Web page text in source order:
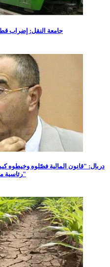
جامعة النقل: إضراب قطاع النقل يومي
دربال: "قانون المالية فصّلوه وخيطوه
رئاسية مبكرة من بين أهم الحلول للأزمة السياسية"